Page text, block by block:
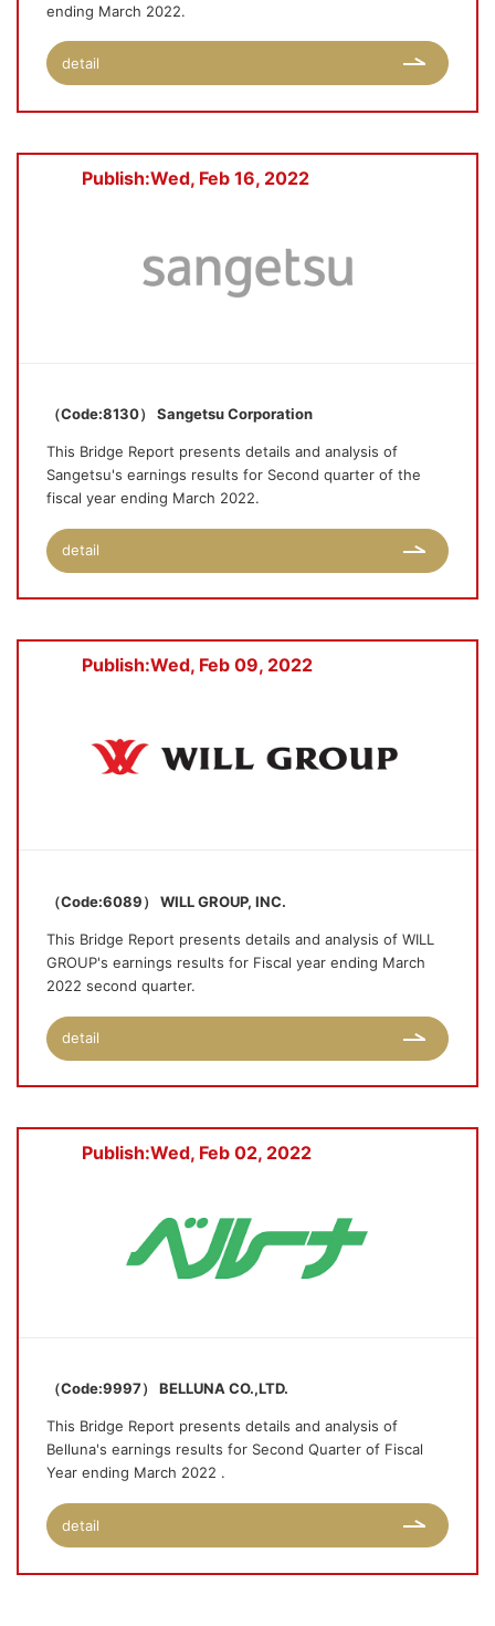
ending March 2022.
detail
Publish:Wed, Feb 16, 2022
（Code:8130） Sangetsu Corporation
This Bridge Report presents details and analysis of
Sangetsu's earnings results for Second quarter of the
fiscal year ending March 2022.
detail
Publish:Wed, Feb 09, 2022
（Code:6089） WILL GROUP, INC.
This Bridge Report presents details and analysis of WILL
GROUP's earnings results for Fiscal year ending March
2022 second quarter.
detail
Publish:Wed, Feb 02, 2022
（Code:9997） BELLUNA CO.,LTD.
This Bridge Report presents details and analysis of
Belluna's earnings results for Second Quarter of Fiscal
Year ending March 2022 .
detail